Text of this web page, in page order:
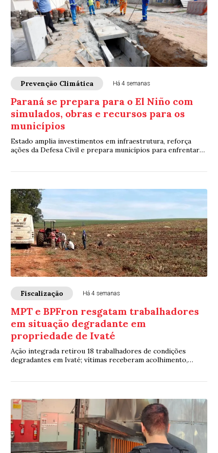
Prevenção Climática Há 4 semanas
Paraná se prepara para o El Niño com
simulados, obras e recursos para os
municípios
Estado amplia investimentos em infraestrutura, reforça
ações da Defesa Civil e prepara municípios para enfrentar
Fiscalização Há 4 semanas
MPT e BPFron resgatam trabalhadores
em situação degradante em
propriedade de Ivaté
Ação integrada retirou 18 trabalhadores de condições
degradantes em Ivaté; vítimas receberam acolhimento,